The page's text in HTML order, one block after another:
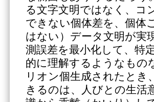
る文字文明ではなく、コ
できない個体差を、個体
はない）データ文明が実
測誤差を最小化して、特
的に理解するようなもの
リオン個生成されたとき
きるのは、人びとの生活